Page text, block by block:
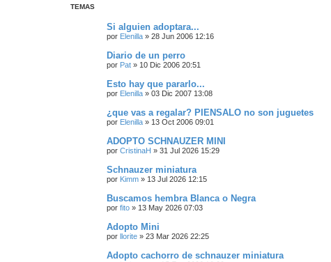
TEMAS
Si alguien adoptara...
por Elenilla » 28 Jun 2006 12:16
Diario de un perro
por Pat » 10 Dic 2006 20:51
Esto hay que pararlo...
por Elenilla » 03 Dic 2007 13:08
¿que vas a regalar? PIENSALO no son juguetes
por Elenilla » 13 Oct 2006 09:01
ADOPTO SCHNAUZER MINI
por CristinaH » 31 Jul 2026 15:29
Schnauzer miniatura
por Kimm » 13 Jul 2026 12:15
Buscamos hembra Blanca o Negra
por fito » 13 May 2026 07:03
Adopto Mini
por llorite » 23 Mar 2026 22:25
Adopto cachorro de schnauzer miniatura